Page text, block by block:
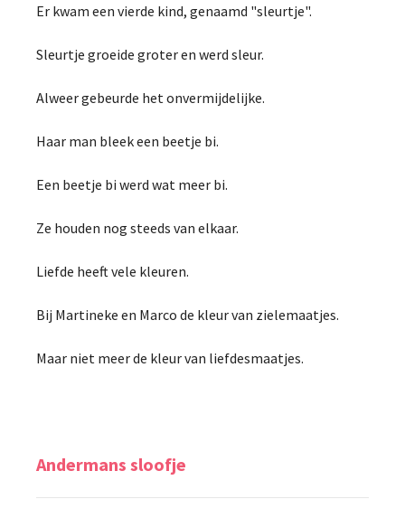
Er kwam een vierde kind, genaamd "sleurtje".
Sleurtje groeide groter en werd sleur.
Alweer gebeurde het onvermijdelijke.
Haar man bleek een beetje bi.
Een beetje bi werd wat meer bi.
Ze houden nog steeds van elkaar.
Liefde heeft vele kleuren.
Bij Martineke en Marco de kleur van zielemaatjes.
Maar niet meer de kleur van liefdesmaatjes.
Andermans sloofje